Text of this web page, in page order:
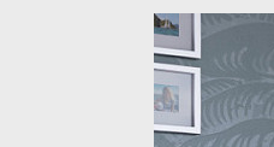
Мягкая
Кухни